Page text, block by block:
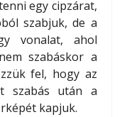
egy cipzárat,
szabjuk, de a
vonalat, ahol
szabáskor a
fel, hogy az
szabás után a
kapjuk.